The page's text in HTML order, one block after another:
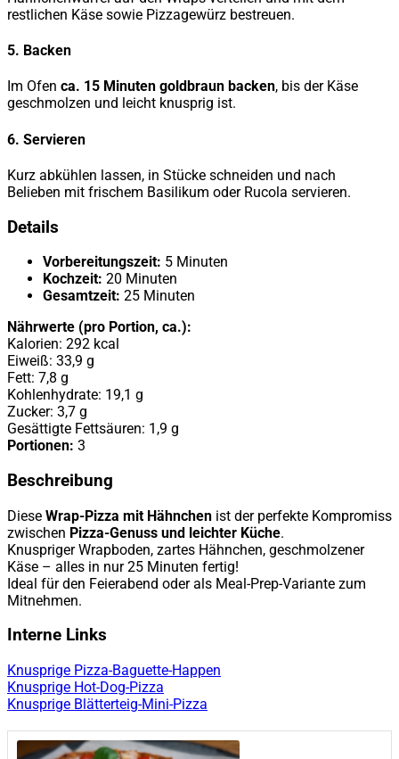
restlichen Käse sowie Pizzagewürz bestreuen.
5. Backen
Im Ofen ca. 15 Minuten goldbraun backen, bis der Käse
geschmolzen und leicht knusprig ist.
6. Servieren
Kurz abkühlen lassen, in Stücke schneiden und nach
Belieben mit frischem Basilikum oder Rucola servieren.
Details
Vorbereitungszeit: 5 Minuten
Kochzeit: 20 Minuten
Gesamtzeit: 25 Minuten
Nährwerte (pro Portion, ca.):
Kalorien: 292 kcal
Eiweiß: 33,9 g
Fett: 7,8 g
Kohlenhydrate: 19,1 g
Zucker: 3,7 g
Gesättigte Fettsäuren: 1,9 g
Portionen: 3
Beschreibung
Diese Wrap-Pizza mit Hähnchen ist der perfekte Kompromiss
zwischen Pizza-Genuss und leichter Küche.
Knuspriger Wrapboden, zartes Hähnchen, geschmolzener
Käse – alles in nur 25 Minuten fertig!
Ideal für den Feierabend oder als Meal-Prep-Variante zum
Mitnehmen.
Interne Links
Knusprige Pizza-Baguette-Happen
Knusprige Hot-Dog-Pizza
Knusprige Blätterteig-Mini-Pizza